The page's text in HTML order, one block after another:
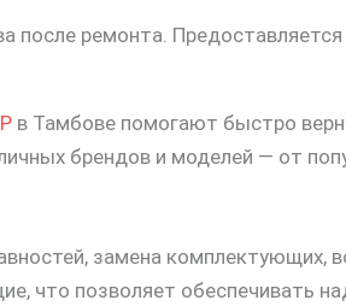
ремонта. Предоставляется
в Тамбове помогают быстро
брендов и моделей — от
замена комплектующих,
что позволяет обеспечивать